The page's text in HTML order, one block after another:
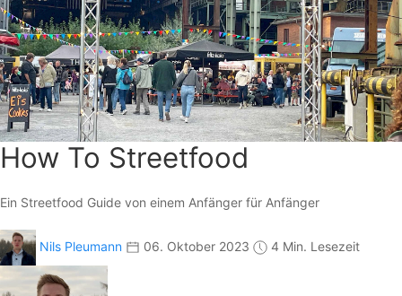
How To Streetfood
Ein Streetfood Guide von einem Anfänger für Anfänger
Nils Pleumann 06. Oktober 2023 4 Min. Lesezeit